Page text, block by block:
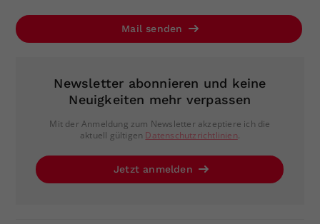
Mail senden
Newsletter abonnieren und keine
Neuigkeiten mehr verpassen
Mit der Anmeldung zum Newsletter akzeptiere ich die
aktuell gültigen Datenschutzrichtlinien.
Jetzt anmelden